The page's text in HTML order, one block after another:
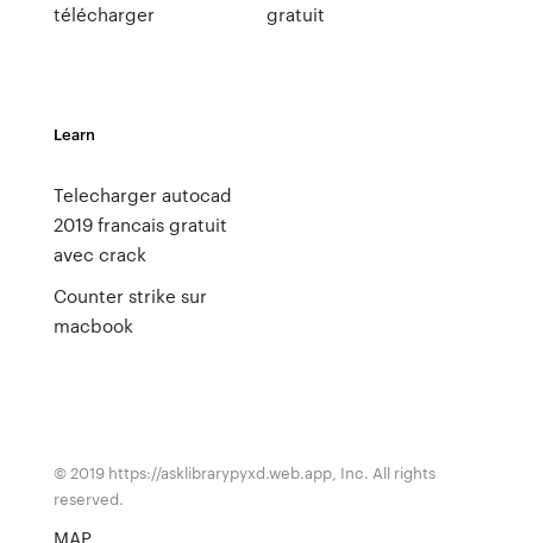
télécharger
gratuit
Learn
Telecharger autocad
2019 francais gratuit
avec crack
Counter strike sur
macbook
© 2019 https://asklibrarypyxd.web.app, Inc. All rights
reserved.
MAP